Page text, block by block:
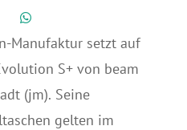
Manufaktur setzt auf
S+ von beam
(jm). Seine
gelten im